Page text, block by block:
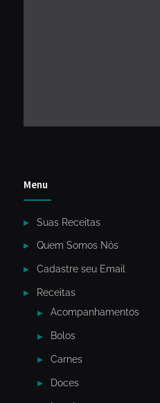
Menu
Suas Receitas
Quem Somos Nós
Cadastre seu Email
Receitas
Acompanhamentos
Bolos
Carnes
Doces